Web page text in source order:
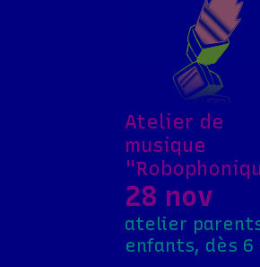
Atelier de
musique
28 nov
atelier
enfants, dès 6